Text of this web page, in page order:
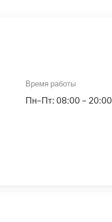
Время работы
Пн–Пт: 08:00 – 20:00